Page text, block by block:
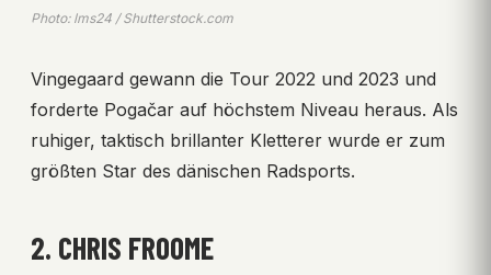
Photo: lms24 / Shutterstock.com
Vingegaard gewann die Tour 2022 und 2023 und
forderte Pogačar auf höchstem Niveau heraus. Als
ruhiger, taktisch brillanter Kletterer wurde er zum
größten Star des dänischen Radsports.
2. CHRIS FROOME